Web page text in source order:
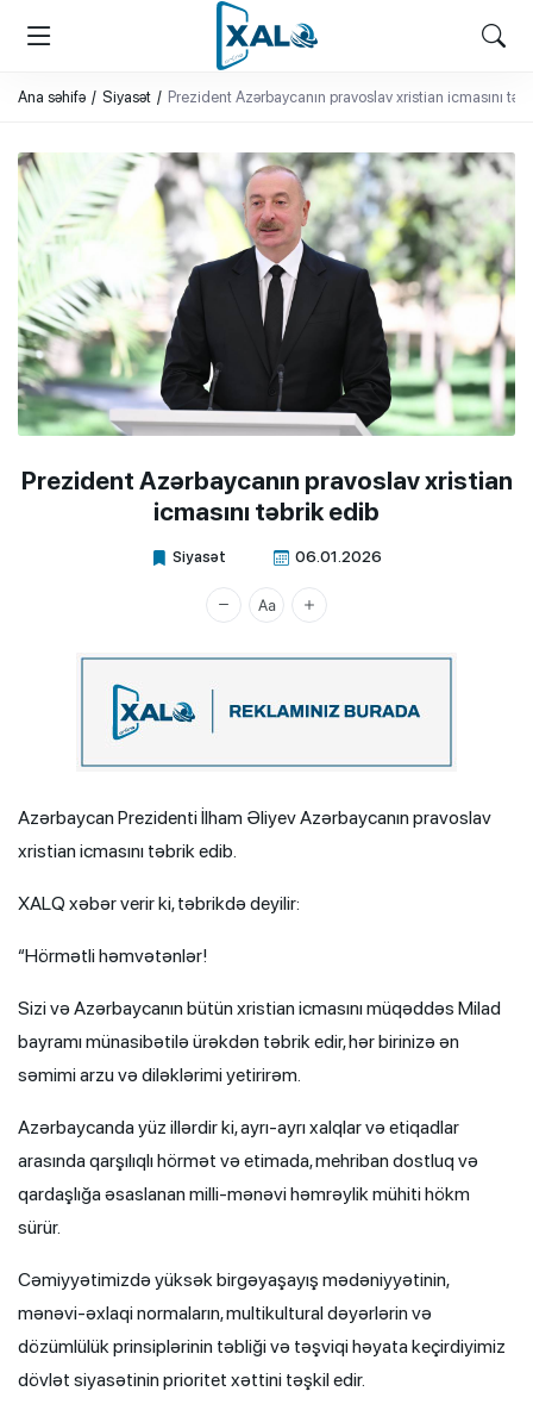
XALQ.ONLINE
ONLAYN PLATFORMA
Ana səhifə Siyasət Prezident Azərbaycanın pravoslav xristian icmasını
Prezident Azərbaycanın pravoslav xristian
icmasını təbrik edib
Siyasət 06.01.2026
Xalq.Online
Azərbaycan Prezidenti İlham Əliyev Azərbaycanın pravoslav
xristian icmasını təbrik edib.
XALQ xəbər verir ki, təbrikdə deyilir:
“Hörmətli həmvətənlər!
Sizi və Azərbaycanın bütün xristian icmasını müqəddəs Milad
bayramı münasibətilə ürəkdən təbrik edir, hər birinizə ən
səmimi arzu və diləklərimi yetirirəm.
Azərbaycanda yüz illərdir ki, ayrı-ayrı xalqlar və etiqadlar
arasında qarşılıqlı hörmət və etimada, mehriban dostluq və
qardaşlığa əsaslanan milli-mənəvi həmrəylik mühiti hökm
sürür.
Cəmiyyətimizdə yüksək birgəyaşayış mədəniyyətinin,
mənəvi-əxlaqi normaların, multikultural dəyərlərin və
dözümlülük prinsiplərinin təbliği və təşviqi həyata keçirdiyimiz
dövlət siyasətinin prioritet xəttini təşkil edir.